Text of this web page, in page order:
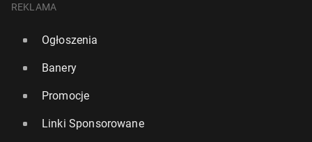
REKLAMA
Ogłoszenia
Banery
Promocje
Linki Sponsorowane